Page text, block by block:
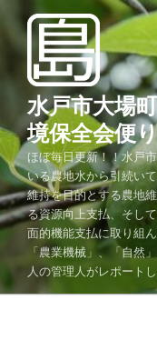
ス
キ
ッ
プ
水戸市大場
境保全会便
ほぼ毎日更新！！水戸
いる農地水から引続い
維持を目的とする農地
る資源向上支払、そし
面的機能支払に取り組
「農業機械」、「自然
人の管理人がレポートし